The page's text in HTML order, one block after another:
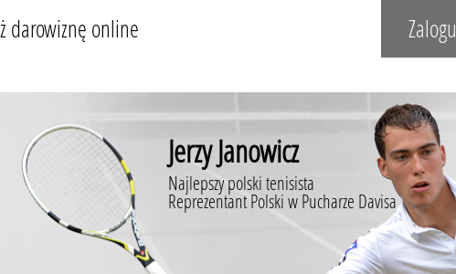
darowiznę online
Jerzy Janowicz
Najlepszy polski tenisista
Reprezentant Polski w Pucharze Davisa